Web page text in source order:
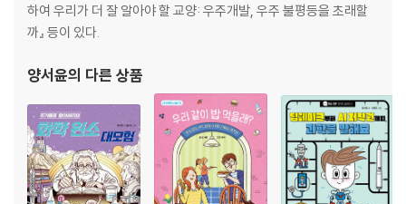
하여 우리가 더 잘 알아야 할 교양: 우주개발, 우주 불평등을 초래할
까』 등이 있다.
양서윤의 다른 상품